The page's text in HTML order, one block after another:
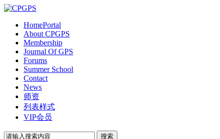
HomePortal
About CPGPS
Membership
Journal Of GPS
Forums
Summer School
Contact
News
师资
列表样式
VIP会员
搜索